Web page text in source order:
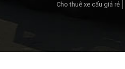
Cho thuê xe cẩu giá rẻ